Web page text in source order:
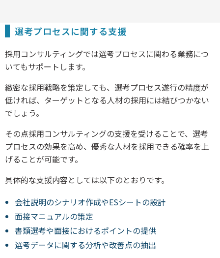
選考プロセスに関する支援
採用コンサルティングでは選考プロセスに関わる業務につ
いてもサポートします。
緻密な採用戦略を策定しても、選考プロセス遂行の精度が
低ければ、ターゲットとなる人材の採用には結びつかない
でしょう。
その点採用コンサルティングの支援を受けることで、選考
プロセスの効果を高め、優秀な人材を採用できる確率を上
げることが可能です。
具体的な支援内容としては以下のとおりです。
会社説明のシナリオ作成やESシートの設計
面接マニュアルの策定
書類選考や面接におけるポイントの提供
選考データに関する分析や改善点の抽出